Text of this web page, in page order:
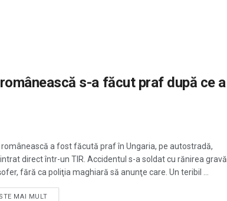
s-a făcut praf după ce a
românească a fost făcută praf în Ungaria, pe autostradă,
direct într-un TIR. Accidentul s-a soldat cu rănirea gravă
fără ca poliţia maghiară să anunţe care. Un teribil ...
MAI MULT